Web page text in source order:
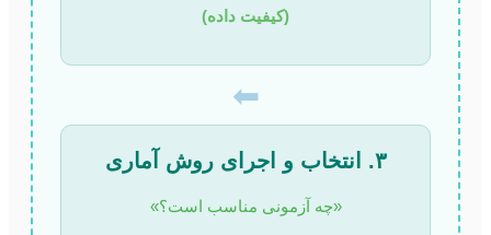
(کیفیت داده)
⬅
۳. انتخاب و اجرای روش آماری
«چه آزمونی مناسب است؟»